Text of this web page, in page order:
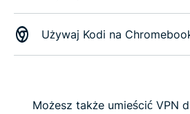
Używaj Kodi na
Możesz także umieścić VPN